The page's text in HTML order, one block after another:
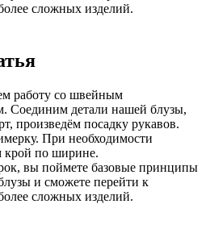
сложных изделий.
работу со швейным
Соединим детали нашей блузы,
произведём посадку рукавов.
При необходимости
крой по ширине.
вы поймете базовые принципы
и сможете перейти к
сложных изделий.